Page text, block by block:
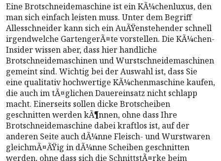
Eine Brotschneidemaschine ist ein KÃ¼chenluxus, den
man sich einfach leisten muss. Unter dem Begriff
Allesschneider kann sich ein AuÃŸenstehender schnell
irgendwelche GartengerÃ¤te vorstellen. Die KÃ¼chen-
Insider wissen aber, dass hier handliche
Brotschneidemaschinen und Wurstschneidemaschinen
gemeint sind. Wichtig bei der Auswahl ist, dass Sie
eine qualitativ hochwertige KÃ¼chenmaschine kaufen,
die auch im tÃ¤glichen Dauereinsatz nicht schlapp
macht. Einerseits sollen dicke Brotscheiben
geschnitten werden kÃ¶nnen, ohne dass Ihre
Brotschneidemaschine dabei kraftlos ist, auf der
anderen Seite auch dÃ¼nne Fleisch- und Wurstwaren
gleichmÃ¤ÃŸig in dÃ¼nne Scheiben geschnitten
werden, ohne dass sich die SchnittstÃ¤rke beim